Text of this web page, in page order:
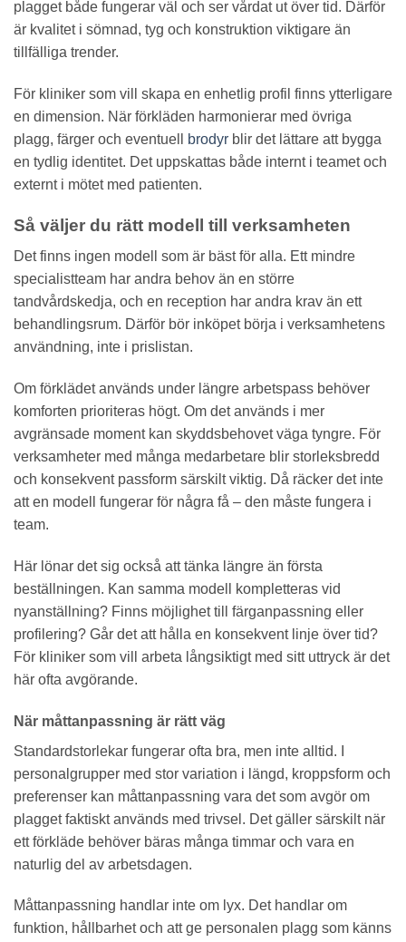
plagget både fungerar väl och ser vårdat ut över tid. Därför
är kvalitet i sömnad, tyg och konstruktion viktigare än
tillfälliga trender.
För kliniker som vill skapa en enhetlig profil finns ytterligare
en dimension. När förkläden harmonierar med övriga
plagg, färger och eventuell
brodyr blir det lättare att bygga
en tydlig identitet. Det uppskattas både internt i teamet och
externt i mötet med patienten.
Så väljer du rätt modell till verksamheten
Det finns ingen modell som är bäst för alla. Ett mindre
specialistteam har andra behov än en större
tandvårdskedja, och en reception har andra krav än ett
behandlingsrum. Därför bör inköpet börja i verksamhetens
användning, inte i prislistan.
Om förklädet används under längre arbetspass behöver
komforten prioriteras högt. Om det används i mer
avgränsade moment kan skyddsbehovet väga tyngre. För
verksamheter med många medarbetare blir storleksbredd
och konsekvent passform särskilt viktig. Då räcker det inte
att en modell fungerar för några få – den måste fungera i
team.
Här lönar det sig också att tänka längre än första
beställningen. Kan samma modell kompletteras vid
nyanställning? Finns möjlighet till färganpassning eller
profilering? Går det att hålla en konsekvent linje över tid?
För kliniker som vill arbeta långsiktigt med sitt uttryck är det
här ofta avgörande.
När måttanpassning är rätt väg
Standardstorlekar fungerar ofta bra, men inte alltid. I
personalgrupper med stor variation i längd, kroppsform och
preferenser kan måttanpassning vara det som avgör om
plagget faktiskt används med trivsel. Det gäller särskilt när
ett förkläde behöver bäras många timmar och vara en
naturlig del av arbetsdagen.
Måttanpassning handlar inte om lyx. Det handlar om
funktion, hållbarhet och att ge personalen plagg som känns